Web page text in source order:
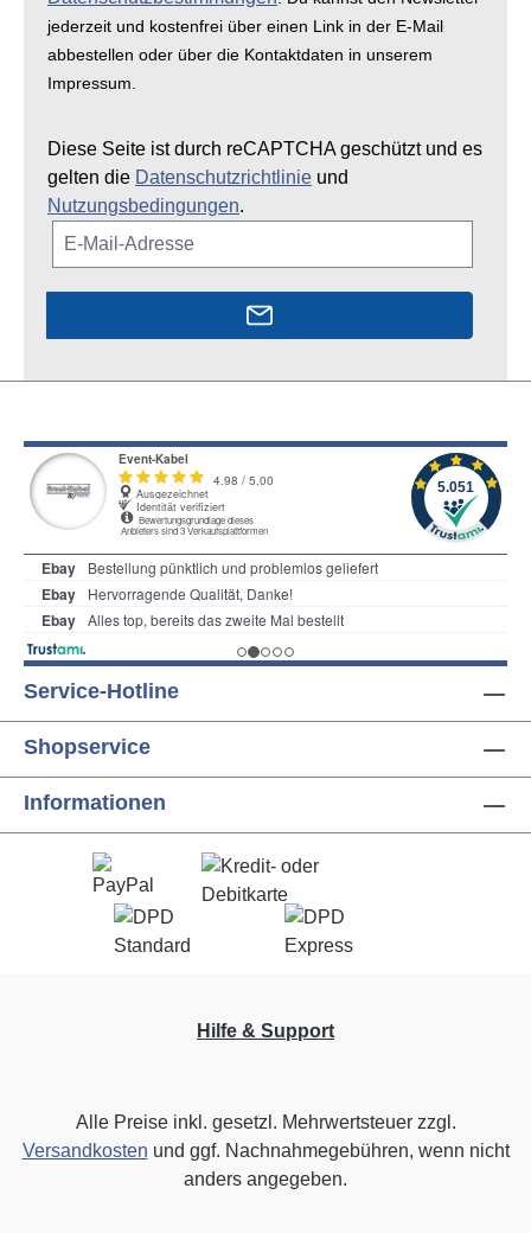
jederzeit und kostenfrei über einen Link in der E-Mail
abbestellen oder über die Kontaktdaten in unserem
Impressum.
Diese Seite ist durch reCAPTCHA geschützt und es
gelten die Datenschutzrichtlinie und
Nutzungsbedingungen.
Service-Hotline
Shopservice
Informationen
Hilfe & Support
Alle Preise inkl. gesetzl. Mehrwertsteuer zzgl.
Versandkosten und ggf. Nachnahmegebühren, wenn nicht
anders angegeben.